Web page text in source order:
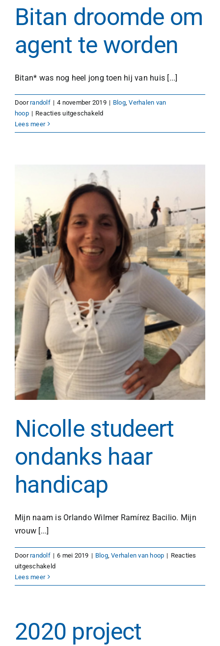
Bitan droomde om
agent te worden
Bitan* was nog heel jong toen hij van huis [...]
Doorrandolf | 4 november 2019 | Blog,Verhalen van
hoop | Reacties uitgeschakeldvoor
droomde
Lees meer
Nicolle studeert
ondanks haar
handicap
Mijn naam is Orlando Wilmer Ramírez Bacilio. Mijn
vrouw [...]
Doorrandolf | 6 mei 2019 | Blog,Verhalen van hoop | Reacties
uitgeschakeldvoor
studeert
Lees meer
2020 project